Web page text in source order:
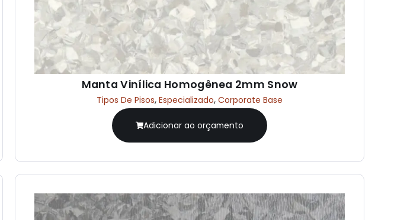
Manta Vinílica Homogênea 2mm Snow
Tipos De Pisos, Especializado, Corporate Base
Adicionar ao orçamento